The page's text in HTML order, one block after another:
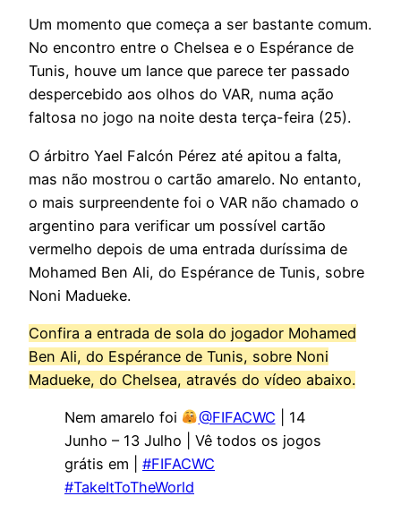
Um momento que começa a ser bastante comum.
No encontro entre o Chelsea e o Espérance de
Tunis, houve um lance que parece ter passado
despercebido aos olhos do VAR, numa ação
faltosa no jogo na noite desta terça-feira (25).
O árbitro Yael Falcón Pérez até apitou a falta,
mas não mostrou o cartão amarelo. No entanto,
o mais surpreendente foi o VAR não chamado o
argentino para verificar um possível cartão
vermelho depois de uma entrada duríssima de
Mohamed Ben Ali, do Espérance de Tunis, sobre
Noni Madueke.
Confira a entrada de sola do jogador Mohamed
Ben Ali, do Espérance de Tunis, sobre Noni
Madueke, do Chelsea, através do vídeo abaixo.
Nem amarelo foi @FIFACWC | 14
Junho – 13 Julho | Vê todos os jogos
grátis em | #FIFACWC
#TakeItToTheWorld